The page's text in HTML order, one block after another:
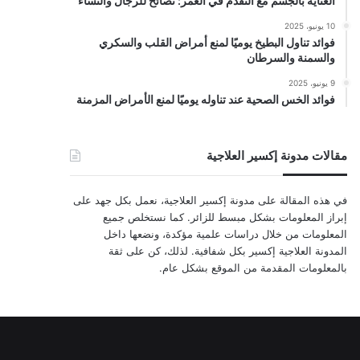
10 يونيو، 2025
فوائد تناول البطيخ يوميًا لمنع أمراض القلب والسكري
والسمنة والسرطان
9 يونيو، 2025
فوائد الخس الصحية عند تناوله يوميًا لمنع الأمراض المزمنة
مقالات مدونة إكسير العلاجية
في هذه المقالة على مدونة إكسير العلاجية، نعمل بكل جهد على
إبراز المعلومات بشكل مبسط للزائر. كما نستخلص جميع
المعلومات من خلال دراسات علمية مؤكدة، ونضعها داخل
المدونة العلاجية إكسير بكل شفافية. لذلك، كن على ثقة
بالمعلومات المقدمة من الموقع بشكل عام.